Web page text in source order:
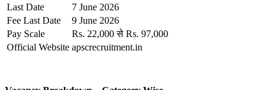
Last Date
7 June 2026
Fee Last Date
9 June 2026
Pay Scale
Rs. 22,000 से Rs. 97,000
Official Website apscrecruitment.in